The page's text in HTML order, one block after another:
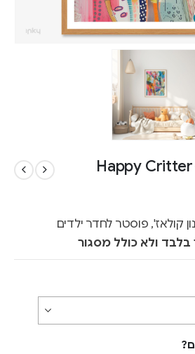
קולאז', פוסטר לחדר ילדים
ולא כולל מסגור